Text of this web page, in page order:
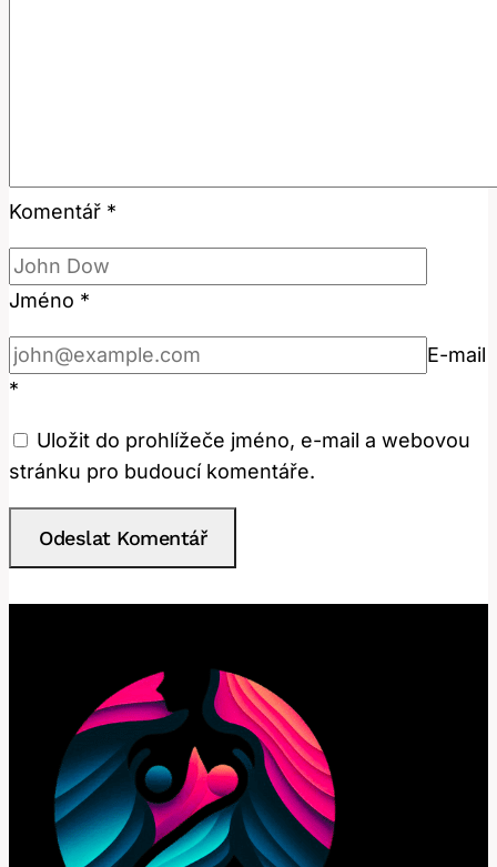
Komentář *
Jméno *
E-mail
*
Uložit do prohlížeče jméno, e-mail a webovou
stránku pro budoucí komentáře.